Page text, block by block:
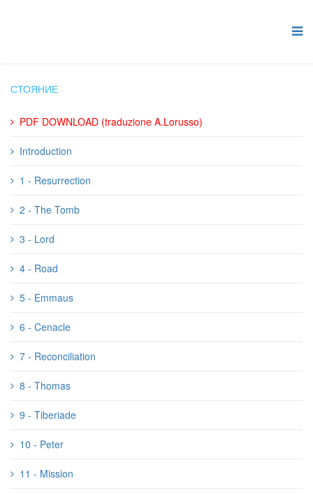
СТОЯНИЕ
PDF DOWNLOAD (traduzione A.Lorusso)
Introduction
1 - Resurrection
2 - The Tomb
3 - Lord
4 - Road
5 - Emmaus
6 - Cenacle
7 - Reconciliation
8 - Thomas
9 - Tiberiade
10 - Peter
11 - Mission